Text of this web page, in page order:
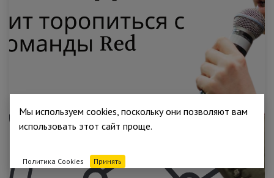
Мы используем cookies, поскольку они позволяют вам
использовать этот сайт проще.
Политика Cookies Принять